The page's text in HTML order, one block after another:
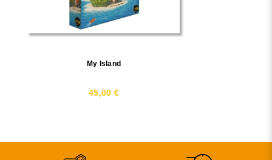
My Island
45,00 €